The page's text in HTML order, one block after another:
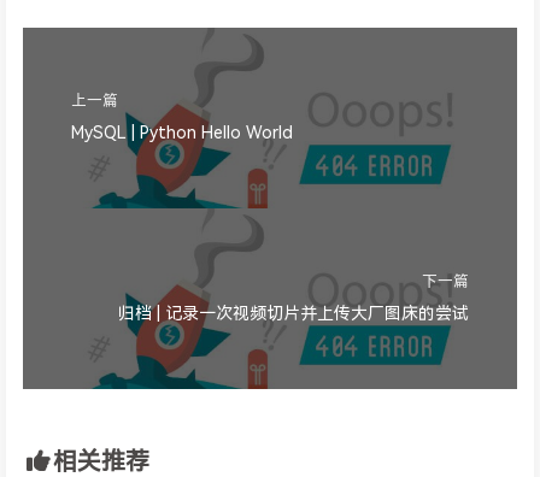
上一篇
MySQL | Python Hello World
下一篇
归档 | 记录一次视频切片并上传大厂图床的尝试
相关推荐